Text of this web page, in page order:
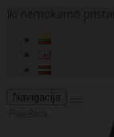
Navigacija